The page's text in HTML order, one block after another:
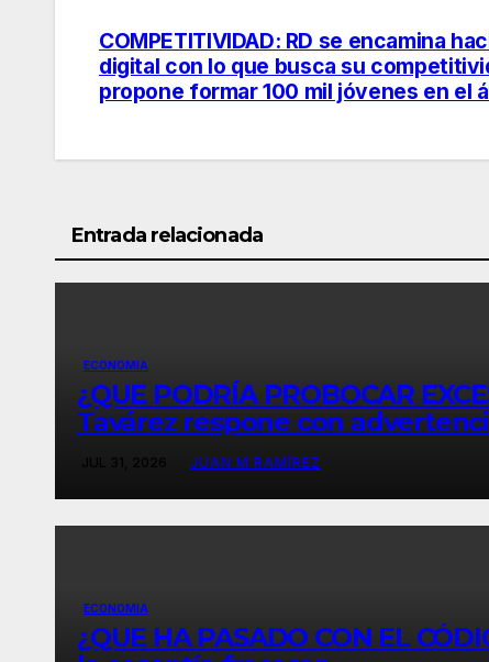
Navegación
de
COMPETITIVIDAD: RD se encamina
digital con lo que busca su
propone formar 100 mil jóvenes en el
Entrada relacionada
ECONOMIA
¿QUE PODRÍA PROBOCAR
Tavárez respone con
JUAN M RAMÍREZ
ECONOMIA
¿QUE HA PASADO CON EL